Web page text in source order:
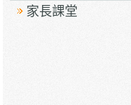
家長課堂